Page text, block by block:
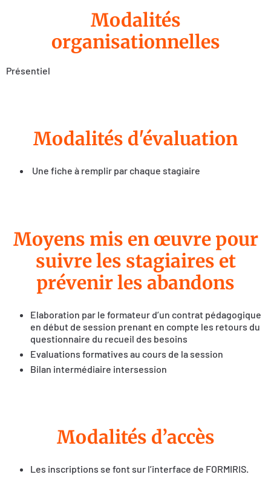
Modalités
organisationnelles
Présentiel
Modalités d'évaluation
Une fiche à remplir par chaque stagiaire
Moyens mis en œuvre pour
suivre les stagiaires et
prévenir les abandons
Elaboration par le formateur d’un contrat pédagogique
en début de session prenant en compte les retours du
questionnaire du recueil des besoins
Evaluations formatives au cours de la session
Bilan intermédiaire intersession
Modalités d’accès
Les inscriptions se font sur l’interface de FORMIRIS.